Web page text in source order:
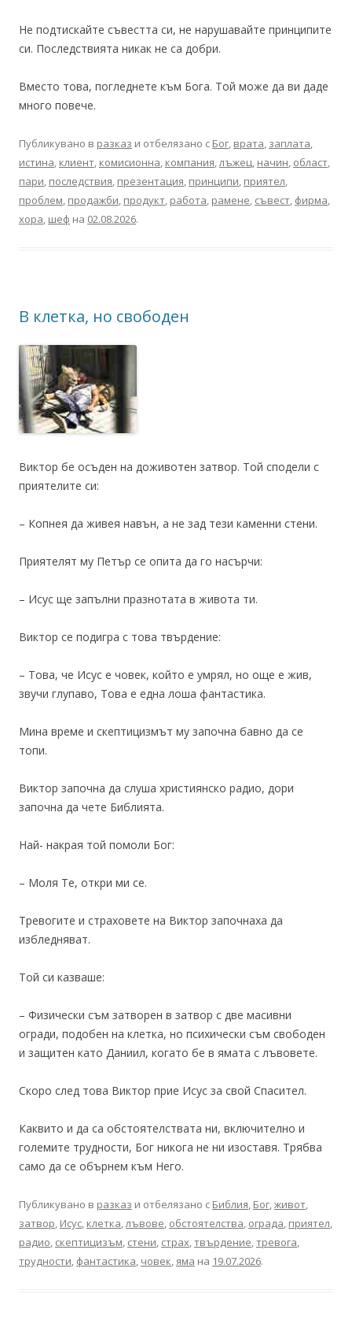
Не подтискайте съвестта си, не нарушавайте принципите
си. Последствията никак не са добри.
Вместо това, погледнете към Бога. Той може да ви даде
много повече.
Публикувано в разказ и отбелязано с Бог, врата, заплата,
истина, клиент, комисионна, компания,лъжец, начин, област,
пари, последствия, презентация, принципи, приятел,
проблем, продажби, продукт, работа, рамене, съвест, фирма,
хора, шеф на 02.08.2026.
В клетка, но свободен
Виктор бе осъден на доживотен затвор. Той сподели с
приятелите си:
– Копнея да живея навън, а не зад тези каменни стени.
Приятелят му Петър се опита да го насърчи:
– Исус ще запълни празнотата в живота ти.
Виктор се подигра с това твърдение:
– Това, че Исус е човек, който е умрял, но още е жив,
звучи глупаво, Това е една лоша фантастика.
Мина време и скептицизмът му започна бавно да се
топи.
Виктор започна да слуша християнско радио, дори
започна да чете Библията.
Най- накрая той помоли Бог:
– Моля Те, откри ми се.
Тревогите и страховете на Виктор започнаха да
избледняват.
Той си казваше:
– Физически съм затворен в затвор с две масивни
огради, подобен на клетка, но психически съм свободен
и защитен като Даниил, когато бе в ямата с лъвовете.
Скоро след това Виктор прие Исус за свой Спасител.
Каквито и да са обстоятелствата ни, включително и
големите трудности, Бог никога не ни изоставя. Трябва
само да се обърнем към Него.
Публикувано в разказ и отбелязано с Библия, Бог,живот,
затвор, Исус, клетка,лъвове, обстоятелства, ограда, приятел,
радио, скептицизъм, стени, страх,твърдение,тревога,
трудности, фантастика, човек,яма на 19.07.2026.